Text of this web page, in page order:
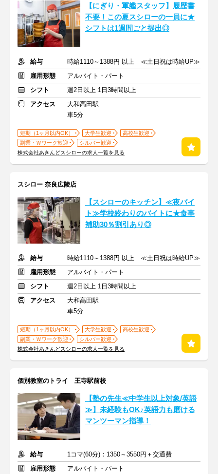
【にぎり・軍艦スタッフ】履歴書
不要！この夏スシローの一員に★
シフトは1週間ごと提出◎
給与
時給1110～1388円 以上 ≪土日祝は時給UP≫
雇用形態
アルバイト・パート
シフト
週2日以上 1日3時間以上
アクセス
大和高田駅
車5分
短期（1ヶ月以内OK） 大学生歓迎
高校生歓迎
副業・Ｗワーク歓迎
シルバー歓迎
株式会社あきんどスシローの求人一覧を見る
スシロー 奈良広陵店
【スシローのキッチン】≪夜バイ
ト≫学校終わりのバイトに★食事
補助30％割引あり◎
給与
時給1110～1388円 以上 ≪土日祝は時給UP≫
雇用形態
アルバイト・パート
シフト
週2日以上 1日3時間以上
アクセス
大和高田駅
車5分
短期（1ヶ月以内OK） 大学生歓迎
高校生歓迎
副業・Ｗワーク歓迎
シルバー歓迎
株式会社あきんどスシローの求人一覧を見る
個別教室のトライ 王寺駅前校
【塾の先生≪中学生以上対象/英語
≫】未経験もOK♪英語力も磨ける
マンツーマン指導！
給与
1コマ(60分)：1350～3550円＋交通費
雇用形態
アルバイト・パート